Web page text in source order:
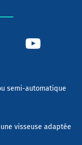
semi-automatique
visseuse adaptée